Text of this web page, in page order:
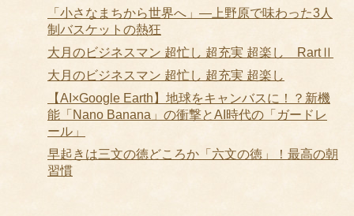
「小さなまちから世界へ」―上野原で味わった3人
制バスケットの熱狂
大月のビジネスマン 超忙し 超充実 超楽し RartⅡ
大月のビジネスマン 超忙し 超充実 超楽し
【AI×Google Earth】地球をキャンバスに！？新機
能「Nano Banana」の衝撃とAI時代の「ガードレ
ール」
早起きは三文の徳どころか「六文の徳」！最高の朝
習慣